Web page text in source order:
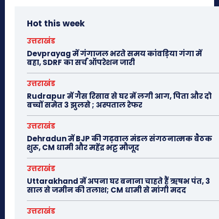
Hot this week
उत्तराखंड
Devprayag में गंगाजल भरते समय कांवड़िया गंगा में
बहा, SDRF का सर्च ऑपरेशन जारी
उत्तराखंड
Rudrapur में गैस रिसाव से घर में लगी आग, पिता और दो
बच्चों समेत 3 झुलसे ; अस्पताल रेफर
उत्तराखंड
Dehradun में BJP की गढ़वाल मंडल संगठनात्मक बैठक
शुरू, CM धामी और महेंद्र भट्ट मौजूद
उत्तराखंड
Uttarakhand में अपना घर बनाना चाहते हैं ऋषभ पंत, 3
साल से जमीन की तलाश; CM धामी से मांगी मदद
उत्तराखंड